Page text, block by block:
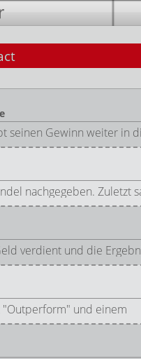
seinen Gewinn weiter in
nachgegeben. Zuletzt
verdient und die
"Outperform" und einem